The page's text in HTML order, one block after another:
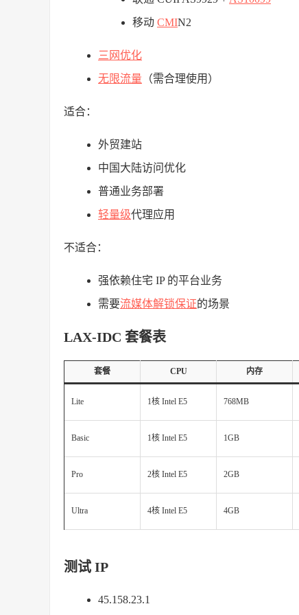
移动 CMIN2
三网优化
无限流量 （需合理使用）
适合：
外贸建站
中国大陆访问优化
普通业务部署
轻量级代理应用
不适合：
强依赖住宅 IP 的平台业务
需要流媒体解锁保证的场景
LAX-IDC 套餐表
套餐 CPU 内存
Lite 1核 Intel E5 768MB
Basic 1核 Intel E5 1GB
Pro 2核 Intel E5 2GB
Ultra 4核 Intel E5 4GB
测试 IP
45.158.23.1